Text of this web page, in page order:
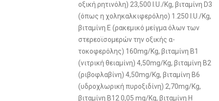
οξική ρητινόλη) 23,500 I.U./Kg, βιταμίνη D3
(όπως η χοληκαλκιφερόληο) 1.250 I.U./Kg,
βιταμίνη Ε (ρακεμικό μείγμα όλων των
στερεοϊσομερών την οξικής α-
τοκοφερόλης) 160mg/Kg, βιταμίνη B1
(νιτρική θειαμίνη) 4,50mg/Kg, βιταμίνη Β2
(ριβοφλαβίνη) 4,50mg/Kg, βιταμίνη Β6
(υδροχλωρική πυροξιδίνη) 2,70mg/Kg,
βιταμίνη Β12 0,05 mg/Kg, βιταμίνη Η